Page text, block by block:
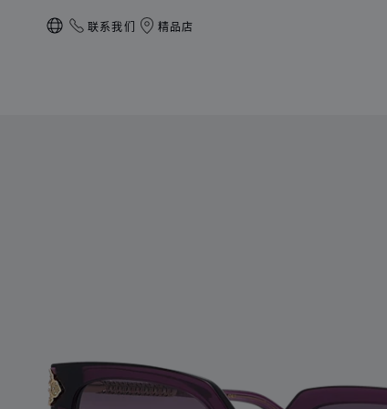
本地化（更改国家/地区）
联系我们 精品店